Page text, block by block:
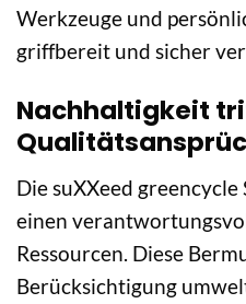
Werkzeuge und
griffbereit und sicher
Nachhaltigkeit
Die suXXeed
einen
Ressourcen. Diese
Berücksichtigung